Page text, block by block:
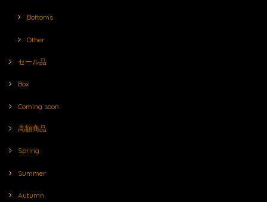
Bottoms
Other
セール品
Box
Coming soon
高額商品
Spring
Summer
Autumn